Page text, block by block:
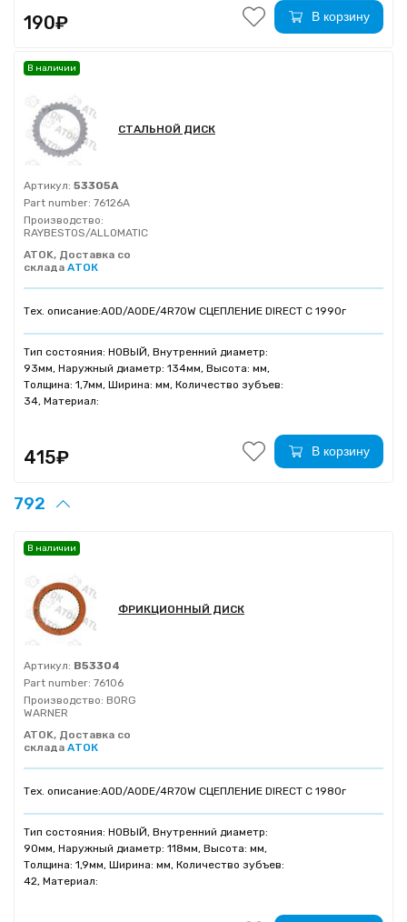
190₽ В корзину
СТАЛЬНОЙ ДИСК
Артикул: 53305A
Part number: 76126A
Производство:
RAYBESTOS/ALLOMATIC
ATOK, Доставка со
склада АТОК
Тех. описание:AOD/AODE/4R70W СЦЕПЛЕНИЕ DIRECT C 1990г
Тип состояния: НОВЫЙ, Внутренний диаметр:
93мм, Наружный диаметр: 134мм, Высота: мм,
Толщина: 1,7мм, Ширина: мм, Количество зубъев:
34, Материал:
В наличии
415₽ В корзину
792
ФРИКЦИОННЫЙ ДИСК
Артикул: B53304
Part number: 76106
Производство: BORG
WARNER
ATOK, Доставка со
склада АТОК
Тех. описание:AOD/AODE/4R70W СЦЕПЛЕНИЕ DIRECT C 1980г
Тип состояния: НОВЫЙ, Внутренний диаметр:
90мм, Наружный диаметр: 118мм, Высота: мм,
Толщина: 1,9мм, Ширина: мм, Количество зубъев:
42, Материал:
В наличии